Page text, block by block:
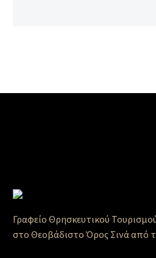
Γραφείο Θρησκευτικού
στο Θεοβάδιστο Όρος Σινά από